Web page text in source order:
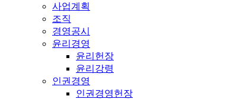
사업계획
조직
경영공시
윤리경영
윤리헌장
윤리강령
인권경영
인권경영헌장